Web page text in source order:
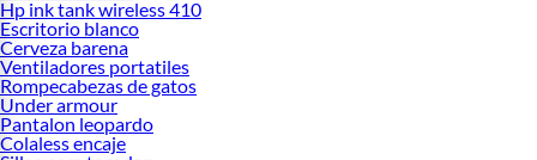
Hp ink tank wireless 410
Escritorio blanco
Cerveza barena
Ventiladores portatiles
Rompecabezas de gatos
Under armour
Pantalon leopardo
Colaless encaje